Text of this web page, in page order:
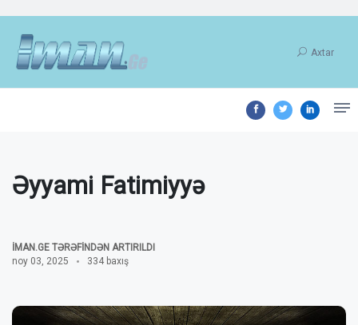
Axtar
Əyyami Fatimiyyə
İMAN.GE TƏRƏFINDƏN ARTIRILDI
noy 03, 2025
334 baxış